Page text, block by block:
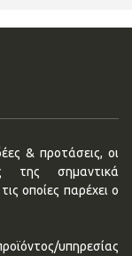
& προτάσεις, οι
της σημαντικά
οποίες παρέχει ο
υπηρεσίας